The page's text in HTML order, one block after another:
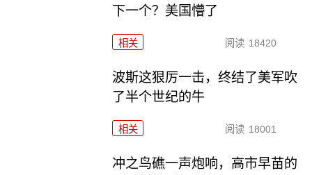
下一个？美国懵了
相关 阅读 18420
波斯这狠厉一击，终结了美军吹
了半个世纪的牛
相关 阅读 18001
冲之鸟礁一声炮响，高市早苗的